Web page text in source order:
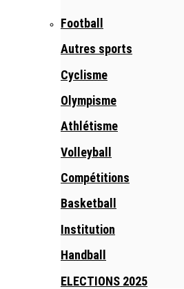
Football
Autres sports
Cyclisme
Olympisme
Athlétisme
Volleyball
Compétitions
Basketball
Institution
Handball
ELECTIONS 2025